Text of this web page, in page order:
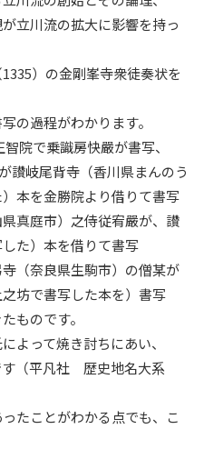
立川流の拡大に影響を持っ
）の金剛峯寺衆徒奏状を
の過程がわかります。
院で乗識房快嚴が書写、
讃岐尾背寺（香川県まんのう
本を金勝院より借りて書写
真庭市）之侍従宥嚴が、讃
た）本を借りて書写
（奈良県生駒市）の僧某が
坊で書写した本を）書写
ものです。
よって焼き討ちにあい、
す（平凡社 歴史地名大系
たことがわかる点でも、こ